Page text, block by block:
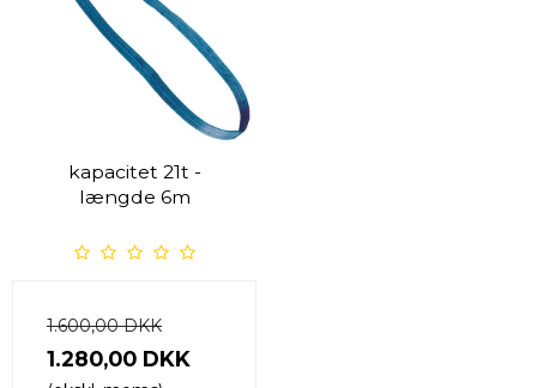
kapacitet 21t -
længde 6m
1.600,00 DKK
1.280,00 DKK